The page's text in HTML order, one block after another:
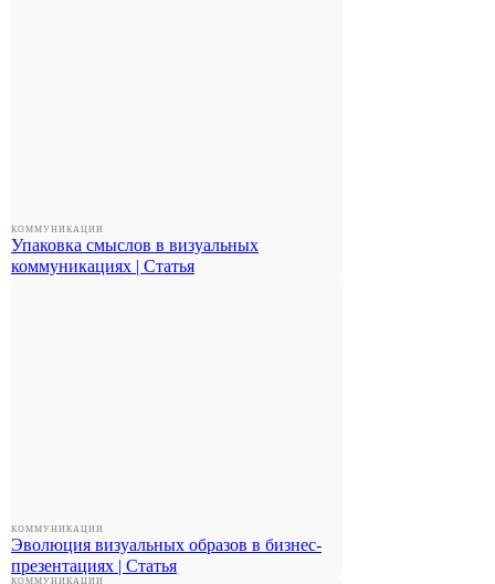
КОММУНИКАЦИИ
Упаковка смыслов в визуальных
коммуникациях | Статья
КОММУНИКАЦИИ
Эволюция визуальных образов в бизнес-
презентациях | Статья
КОММУНИКАЦИИ